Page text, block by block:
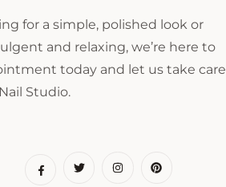
for a simple, polished look or
and relaxing, we’re here to
today and let us take care
Studio.